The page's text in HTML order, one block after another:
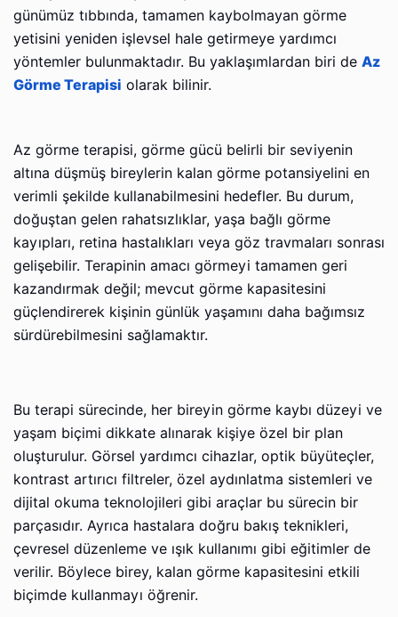
günümüz tıbbında, tamamen kaybolmayan görme
yetisini yeniden işlevsel hale getirmeye yardımcı
yöntemler bulunmaktadır. Bu yaklaşımlardan biri de Az
Görme Terapisi olarak bilinir.
Az görme terapisi, görme gücü belirli bir seviyenin
altına düşmüş bireylerin kalan görme potansiyelini en
verimli şekilde kullanabilmesini hedefler. Bu durum,
doğuştan gelen rahatsızlıklar, yaşa bağlı görme
kayıpları, retina hastalıkları veya göz travmaları sonrası
gelişebilir. Terapinin amacı görmeyi tamamen geri
kazandırmak değil; mevcut görme kapasitesini
güçlendirerek kişinin günlük yaşamını daha bağımsız
sürdürebilmesini sağlamaktır.
Bu terapi sürecinde, her bireyin görme kaybı düzeyi ve
yaşam biçimi dikkate alınarak kişiye özel bir plan
oluşturulur. Görsel yardımcı cihazlar, optik büyüteçler,
kontrast artırıcı filtreler, özel aydınlatma sistemleri ve
dijital okuma teknolojileri gibi araçlar bu sürecin bir
parçasıdır. Ayrıca hastalara doğru bakış teknikleri,
çevresel düzenleme ve ışık kullanımı gibi eğitimler de
verilir. Böylece birey, kalan görme kapasitesini etkili
biçimde kullanmayı öğrenir.